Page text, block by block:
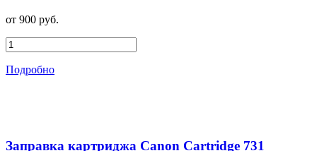
от 900 руб.
Подробно
Заправка картриджа Canon Cartridge 731